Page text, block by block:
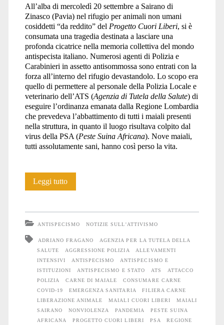
All’alba di mercoledì 20 settembre a Sairano di
Zinasco (Pavia) nel rifugio per animali non umani
cosiddetti “da reddito” del Progetto Cuori Liberi, si è
consumata una tragedia destinata a lasciare una
profonda cicatrice nella memoria collettiva del mondo
antispecista italiano. Numerosi agenti di Polizia e
Carabinieri in assetto antisommossa sono entrati con la
forza all’interno del rifugio devastandolo. Lo scopo era
quello di permettere al personale della Polizia Locale e
veterinario dell’ATS (Agenzia di Tutela della Salute) di
eseguire l’ordinanza emanata dalla Regione Lombardia
che prevedeva l’abbattimento di tutti i maiali presenti
nella struttura, in quanto il luogo risultava colpito dal
virus della PSA (Peste Suina Africana). Nove maiali,
tutti assolutamente sani, hanno così perso la vita.
Leggi tuttoIrruzione
Liberi
ANTISPECISMO NOTIZIE SULL'ATTIVISMO
ADRIANO FRAGANO
AGENZIA PER LA TUTELA DELLA
SALUTE
AGGRESSIONE POLIZIA
ALLEVAMENTI
INTENSIVI
ANTISPECISMO
ANTISPECISMO E
ISTITUZIONI
ANTISPECISMO E STATO ATS
ATTACCO
POLIZIA
CARNE DI MAIALE
CONSUMARE CARNE
COVID-19
EMERGENZA SANITARIA
FILIERA CARNE
LIBERAZIONE ANIMALE
MAIALI CUORI LIBERI
MAIALI
SAIRANO
NONVIOLENZA PANDEMIA
PESTE SUINA
AFRICANA
PROGETTO CUORI LIBERI PSA
REGIONE